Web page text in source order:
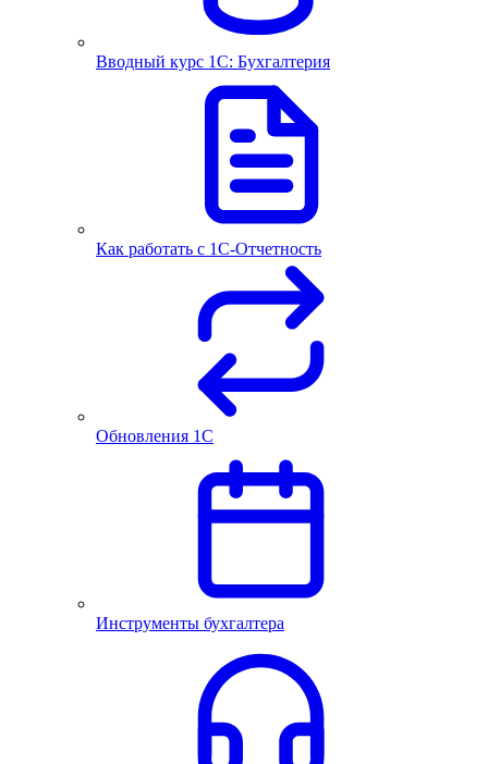
Вводный курс 1С: Бухгалтерия
Как работать с 1С‑Отчетность
Обновления 1С
Инструменты бухгалтера